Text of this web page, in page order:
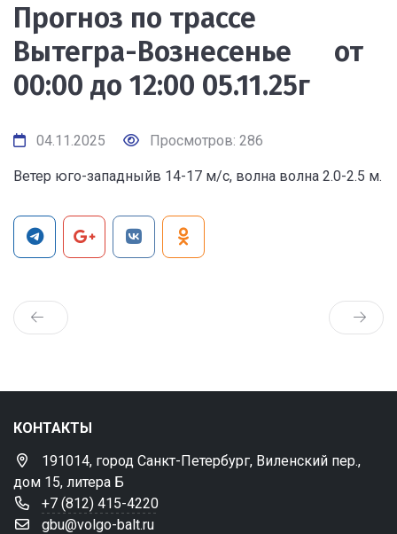
Прогноз по трассе
Вытегра-Вознесенье от
00:00 до 12:00 05.11.25г
04.11.2025 Просмотров: 286
Ветер юго-западныйв 14-17 м/с, волна волна 2.0-2.5 м.
КОНТАКТЫ
191014, город Санкт-Петербург, Виленский пер.,
дом 15, литера Б
+7 (812) 415-4220
gbu@volgo-balt.ru